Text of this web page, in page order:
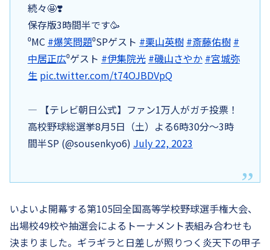
続々🤩❣️
保存版3時間半です🥳
⁰MC #爆笑問題⁰SPゲスト #栗山英樹 #斎藤佑樹 #
中居正広⁰ゲスト #伊集院光 #磯山さやか #宮城弥
生 pic.twitter.com/t74OJBDVpQ
— 【テレビ朝日公式】ファン1万人がガチ投票！
高校野球総選挙8月5日（土）よる6時30分〜3時
間半SP (@sousenkyo6) July 22, 2023
いよいよ開幕する第105回全国高等学校野球選手権大会、
出場校49校や抽選会によるトーナメント表組み合わせも
決まりました。ギラギラと日差しが照りつく炎天下の甲子